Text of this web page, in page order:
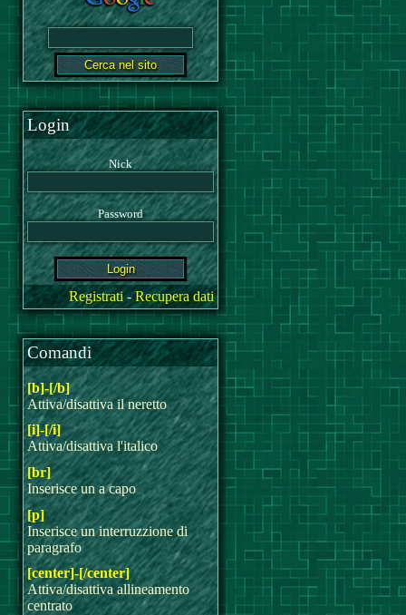
Login
Nick
Password
Registrati-Recupera dati
Comandi
[b]-[/b]
Attiva/disattiva il neretto
[i]-[/i]
Attiva/disattiva l'italico
[br]
Inserisce un a capo
[p]
Inserisce un interruzzione di
paragrafo
[center]-[/center]
Attiva/disattiva allineamento
centrato